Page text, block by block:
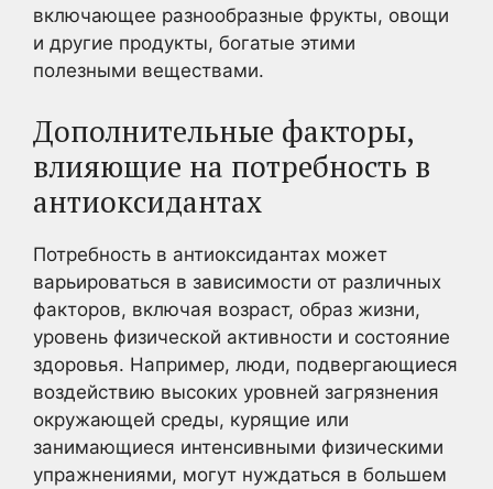
включающее разнообразные фрукты, овощи
и другие продукты, богатые этими
полезными веществами.
Дополнительные факторы,
влияющие на потребность в
антиоксидантах
Потребность в антиоксидантах может
варьироваться в зависимости от различных
факторов, включая возраст, образ жизни,
уровень физической активности и состояние
здоровья. Например, люди, подвергающиеся
воздействию высоких уровней загрязнения
окружающей среды, курящие или
занимающиеся интенсивными физическими
упражнениями, могут нуждаться в большем